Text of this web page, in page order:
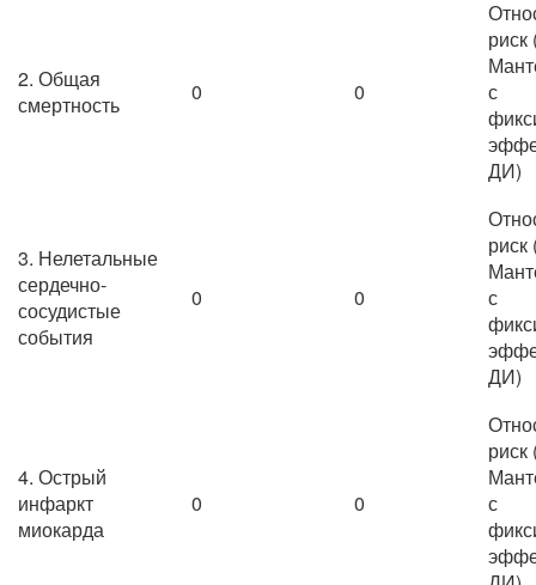
2. Общая
смертность
0 0
риск
с
ДИ)
3. Нелетальные
сердечно-
сосудистые
события
0 0
риск
с
ДИ)
4. Острый
инфаркт
миокарда
0 0
риск
с